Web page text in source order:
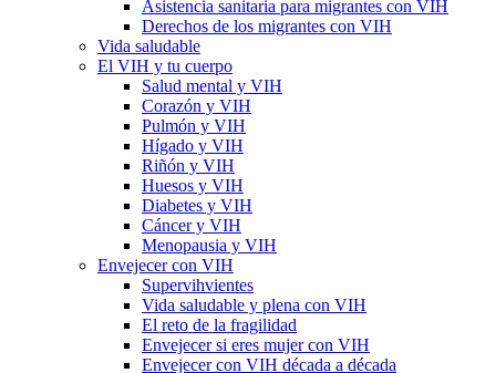
Asistencia sanitaria para migrantes con VIH
Derechos de los migrantes con VIH
Vida saludable
El VIH y tu cuerpo
Salud mental y VIH
Corazón y VIH
Pulmón y VIH
Hígado y VIH
Riñón y VIH
Huesos y VIH
Diabetes y VIH
Cáncer y VIH
Menopausia y VIH
Envejecer con VIH
Supervihvientes
Vida saludable y plena con VIH
El reto de la fragilidad
Envejecer si eres mujer con VIH
Envejecer con VIH década a década